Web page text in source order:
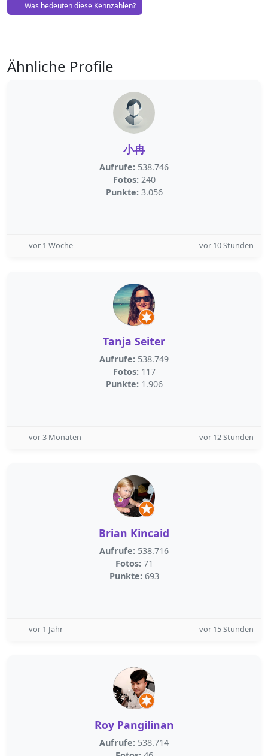
Was bedeuten diese Kennzahlen?
Ähnliche Profile
小冉
Aufrufe: 538.746
Fotos: 240
Punkte: 3.056
vor 1 Woche vor 10 Stunden
Tanja Seiter
Aufrufe: 538.749
Fotos: 117
Punkte: 1.906
vor 3 Monaten vor 12 Stunden
Brian Kincaid
Aufrufe: 538.716
Fotos: 71
Punkte: 693
vor 1 Jahr vor 15 Stunden
Roy Pangilinan
Aufrufe: 538.714